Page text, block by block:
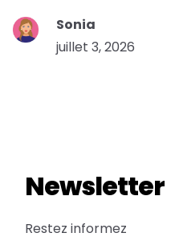
Sonia
juillet 3, 2026
Newsletter
Restez informez